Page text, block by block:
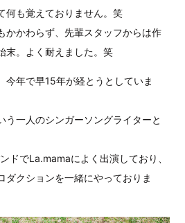
何も覚えておりません。笑
かかわらず、先輩スタッフからは作
末。よく耐えました。笑
今年で早15年が経とうとしていま
う一人のシンガーソングライターと
ドでLa.mamaによく出演しており、
ダクションを一緒にやっておりま